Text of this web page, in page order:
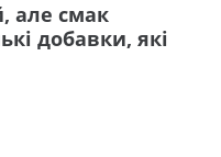
але смак
добавки, які